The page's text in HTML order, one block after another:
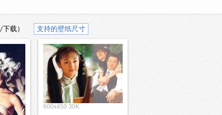
载） 支持的壁纸尺寸
600x450 30K